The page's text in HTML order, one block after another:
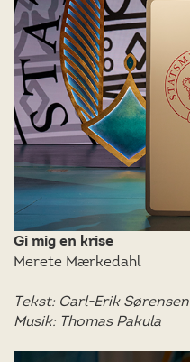
Gi mig en krise
Merete Mærkedahl
Tekst: Carl-Erik Sørensen
Musik: Thomas Pakula